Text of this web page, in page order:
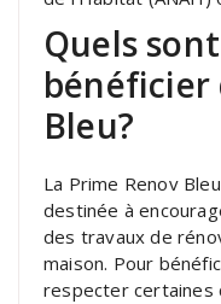
Quels
bénéficier
Bleu?
La Prime Renov
destinée à
des travaux de
maison. Pour
respecter certaines